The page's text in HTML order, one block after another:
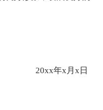
20xx年x月x日